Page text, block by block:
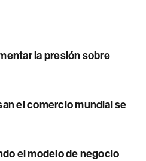
la presión sobre
el comercio mundial se
el modelo de negocio